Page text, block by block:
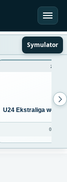
Symulator
U24 Ekstraliga we